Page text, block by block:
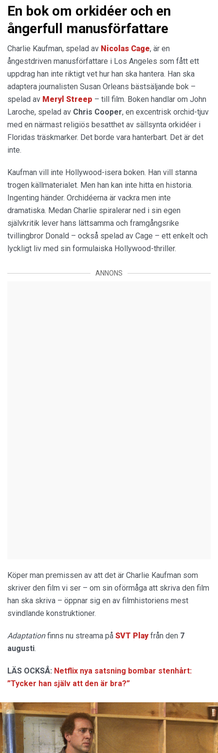
En bok om orkidéer och en
ångerfull manusförfattare
Charlie Kaufman, spelad av Nicolas Cage, är en
ångestdriven manusförfattare i Los Angeles som fått ett
uppdrag han inte riktigt vet hur han ska hantera. Han ska
adaptera journalisten Susan Orleans bästsäljande bok –
spelad av Meryl Streep – till film. Boken handlar om John
Laroche, spelad av Chris Cooper, en excentrisk orchid-tjuv
med en närmast religiös besatthet av sällsynta orkidéer i
Floridas träskmarker. Det borde vara hanterbart. Det är det
inte.
Kaufman vill inte Hollywood-isera boken. Han vill stanna
trogen källmaterialet. Men han kan inte hitta en historia.
Ingenting händer. Orchidéerna är vackra men inte
dramatiska. Medan Charlie spiralerar ned i sin egen
självkritik lever hans lättsamma och framgångsrike
tvillingbror Donald – också spelad av Cage – ett enkelt och
lyckligt liv med sin formulaiska Hollywood-thriller.
ANNONS
Köper man premissen av att det är Charlie Kaufman som
skriver den film vi ser – om sin oförmåga att skriva den film
han ska skriva – öppnar sig en av filmhistoriens mest
svindlande konstruktioner.
Adaptationfinns nu streama på SVT Playfrån den 7
augusti.
LÄS OCKSÅ: Netflix nya satsning bombar stenhårt:
”Tycker han själv att den är bra?”